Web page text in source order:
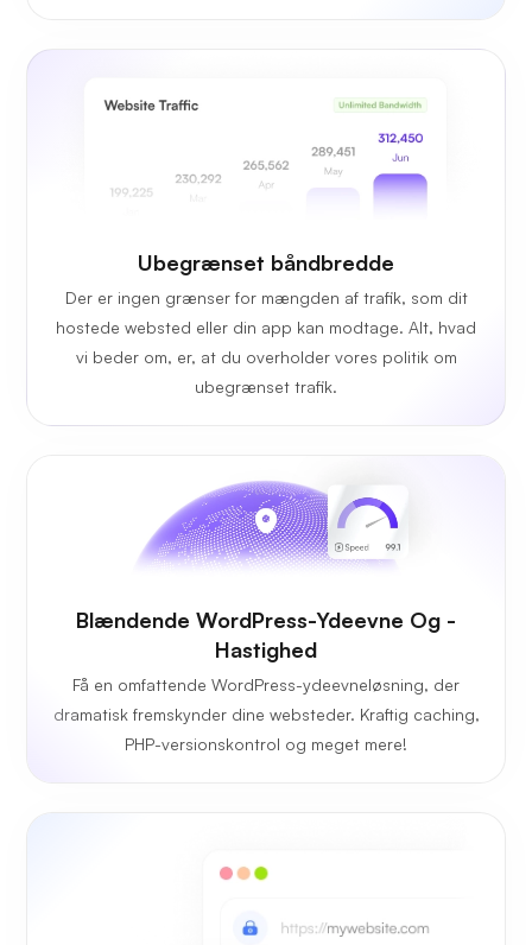
Ubegrænset båndbredde
Der er ingen grænser for mængden af trafik, som dit
hostede websted eller din app kan modtage. Alt, hvad
vi beder om, er, at du overholder vores politik om
ubegrænset trafik.
Blændende WordPress-Ydeevne Og -
Hastighed
Få en omfattende WordPress-ydeevneløsning, der
dramatisk fremskynder dine websteder. Kraftig caching,
PHP-versionskontrol og meget mere!